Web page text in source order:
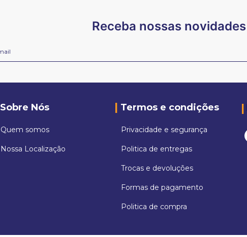
Receba nossas novidades
Sobre Nós
Quem somos
Nossa Localização
Termos e condições
Privacidade e segurança
Politica de entregas
Trocas e devoluções
Formas de pagamento
Politica de compra